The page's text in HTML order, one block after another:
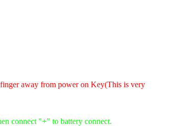
away from power on Key(This is very
connect "+" to battery connect.